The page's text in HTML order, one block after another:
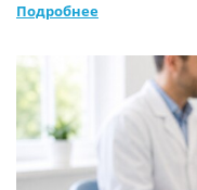
Подробнее